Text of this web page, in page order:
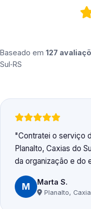
Baseado em 127
Sul‑RS
Contratei o serviço
Planalto, Caxias do
da organização e do
M Marta S.
Planalto,